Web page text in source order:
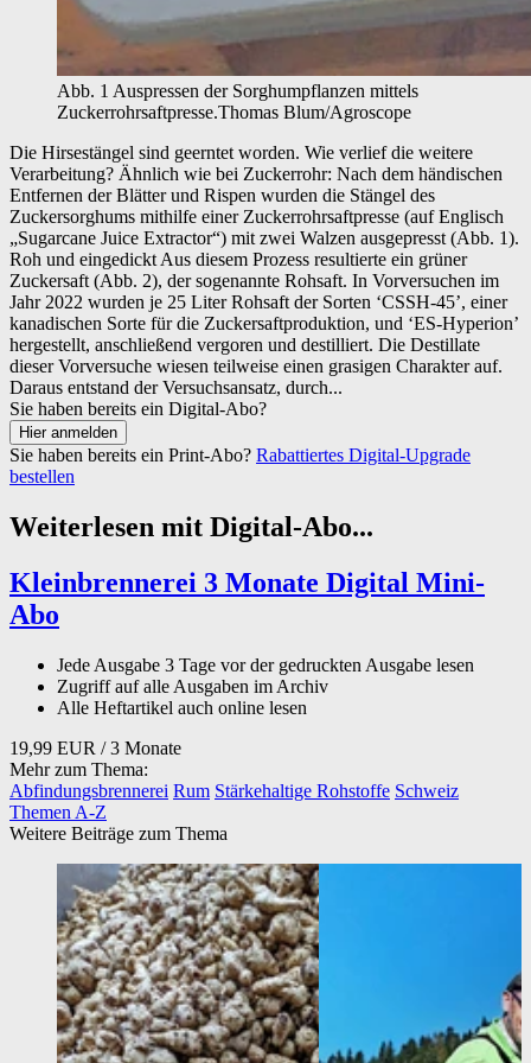
Abb. 1 Auspressen der Sorghumpflanzen mittels
Zuckerrohrsaftpresse.Thomas Blum/Agroscope
Die Hirsestängel sind geerntet worden. Wie verlief die weitere
Verarbeitung? Ähnlich wie bei Zuckerrohr: Nach dem händischen
Entfernen der Blätter und Rispen wurden die Stängel des
Zuckersorghums mithilfe einer Zuckerrohrsaftpresse (auf Englisch
„Sugarcane Juice Extractor“) mit zwei Walzen ausgepresst (Abb. 1).
Roh und eingedickt Aus diesem Prozess resultierte ein grüner
Zuckersaft (Abb. 2), der sogenannte Rohsaft. In Vorversuchen im
Jahr 2022 wurden je 25 Liter Rohsaft der Sorten ‘CSSH-45’, einer
kanadischen Sorte für die Zuckersaftproduktion, und ‘ES-Hyperion’
hergestellt, anschließend vergoren und destilliert. Die Destillate
dieser Vorversuche wiesen teilweise einen grasigen Charakter auf.
Daraus entstand der Versuchsansatz, durch...
Sie haben bereits ein Digital-Abo?
Sie haben bereits ein Print-Abo? Rabattiertes Digital-Upgrade
bestellen
Weiterlesen mit Digital-Abo...
Kleinbrennerei 3 Monate Digital Mini-
Abo
Jede Ausgabe 3 Tage vor der gedruckten Ausgabe lesen
Zugriff auf alle Ausgaben im Archiv
Alle Heftartikel auch online lesen
19,99 EUR / 3 Monate
Mehr zum Thema:
Abfindungsbrennerei Rum Stärkehaltige Rohstoffe Schweiz
Themen A-Z
Weitere Beiträge zum Thema